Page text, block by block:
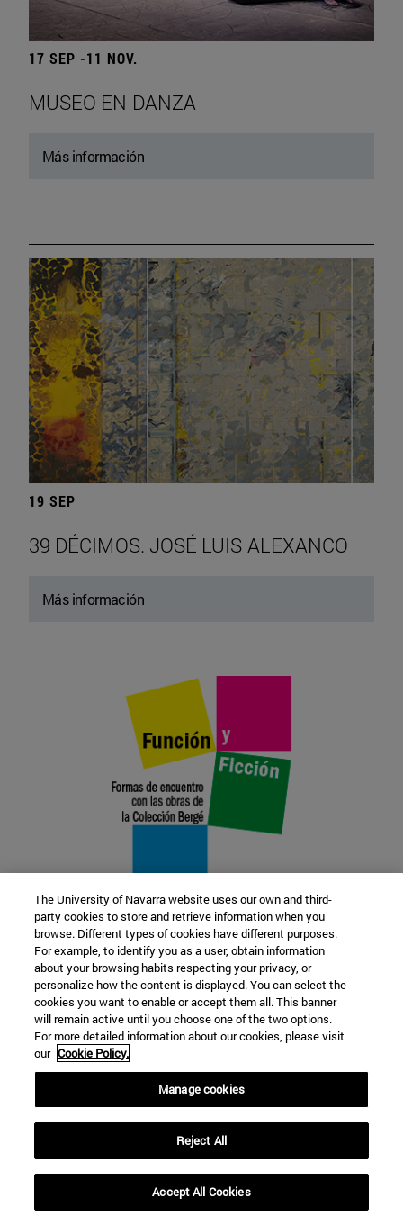
17 SEP -11 NOV.
MUSEO EN DANZA
Más información
19 SEP
39 DÉCIMOS. JOSÉ LUIS ALEXANCO
Más información
22 SEP
FUNCIÓN Y FICCIÓN. Varios artistas
Más información
The University of Navarra website uses our own and third-
party cookies to store and retrieve information when you
browse. Different types of cookies have different purposes.
For example, to identify you as a user, obtain information
about your browsing habits respecting your privacy, or
personalize how the content is displayed. You can select the
cookies you want to enable or accept them all. This banner
will remain active until you choose one of the two options.
For more detailed information about our cookies, please visit
our Cookie Policy.
Manage cookies
Reject All
Accept All Cookies